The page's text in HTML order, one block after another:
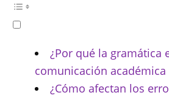
¿Por qué la gramática
comunicación académica
¿Cómo afectan los